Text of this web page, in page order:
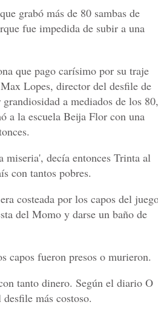
grabó más de 80 sambas de
fue impedida de subir a una
que pago carísimo por su traje
Lopes, director del desfile de
a mediados de los 80,
a la escuela Beija Flor con una
decía entonces Trinta al
con tantos pobres.
costeada por los capos del
del Momo y darse un baño de
capos fueron presos o murieron.
tanto dinero. Según el diario O
más costoso.